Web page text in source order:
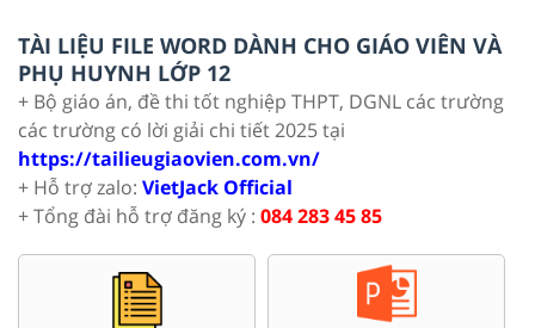
TÀI LIỆU FILE WORD DÀNH CHO GIÁO VIÊN VÀ
PHỤ HUYNH LỚP 12
+ Bộ giáo án, đề thi tốt nghiệp THPT, DGNL các trường
các trường có lời giải chi tiết 2025 tại
https://tailieugiaovien.com.vn/
+ Hỗ trợ zalo: VietJack Official
+ Tổng đài hỗ trợ đăng ký : 084 283 45 85